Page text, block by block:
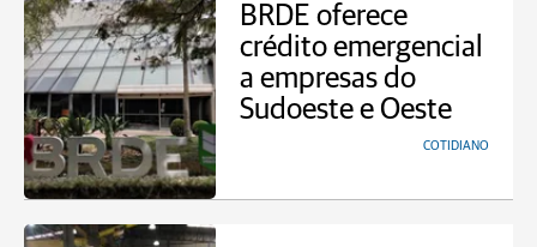
BRDE oferece
crédito emergencial
a empresas do
Sudoeste e Oeste
COTIDIANO